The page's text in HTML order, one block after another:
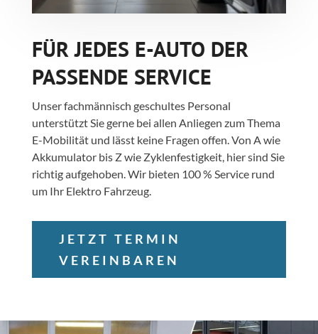
FÜR JEDES E-AUTO DER
PASSENDE SERVICE
Unser fachmännisch geschultes Personal
unterstützt Sie gerne bei allen Anliegen zum Thema
E-Mobilität und lässt keine Fragen offen. Von A wie
Akkumulator bis Z wie Zyklenfestigkeit, hier sind Sie
richtig aufgehoben. Wir bieten 100 % Service rund
um Ihr Elektro Fahrzeug.
JETZT TERMIN
VEREINBAREN